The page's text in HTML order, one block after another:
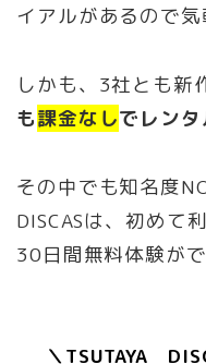
イアルがあるので
しかも、3社とも新
も課金なしでレン
その中でも知名度
DISCASは、初めて
30日間無料体験がで
＼TSUTAYA